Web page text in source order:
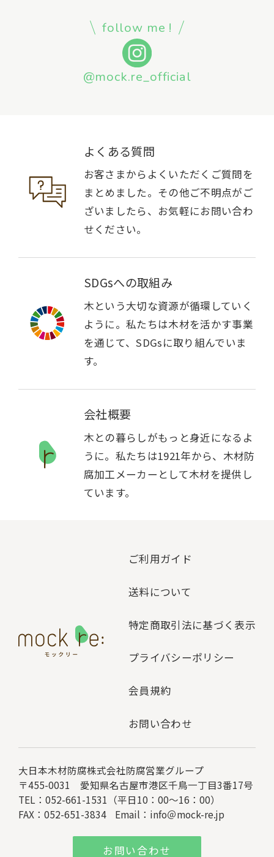
follow me !
@mock.re_official
よくある質問
お客さまからよくいただくご質問を
まとめました。その他ご不明点がご
ざいましたら、お気軽にお問い合わ
せください。
SDGsへの取組み
木という大切な資源が循環していく
ように。私たちは木材を活かす事業
を通じて、SDGsに取り組んでいま
す。
会社概要
木との暮らしがもっと身近になるよ
うに。私たちは1921年から、木材防
腐加工メーカーとして木材を提供し
ています。
ご利用ガイド
送料について
特定商取引法に基づく表示
プライバシーポリシー
会員規約
お問い合わせ
大日本木材防腐株式会社防腐営業グループ
〒455-0031 愛知県名古屋市港区千鳥一丁目3番17号
TEL：052-661-1531（平日10：00～16：00）
FAX：052-651-3834
Email： info＠mock-re.jp
お問い合わせ